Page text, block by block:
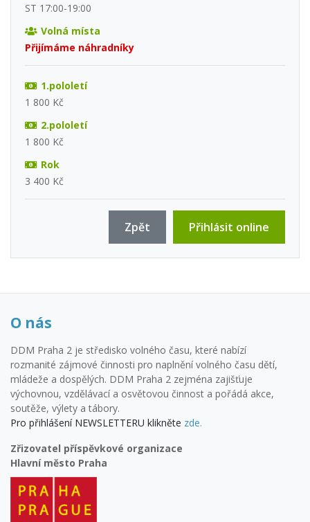
ST 17:00-19:00
Volná místa
Přijímáme náhradníky
1.pololetí
1 800 Kč
2.pololetí
1 800 Kč
Rok
3 400 Kč
Přihlásit online
Zpět
O nás
DDM Praha 2 je středisko volného času, které nabízí
rozmanité zájmové činnosti pro naplnění volného času dětí,
mládeže a dospělých. DDM Praha 2 zejména zajišťuje
výchovnou, vzdělávací a osvětovou činnost a pořádá akce,
soutěže, výlety a tábory.
Pro přihlášení NEWSLETTERU klikněte zde.
Zřizovatel příspěvkové organizace
Hlavní město Praha